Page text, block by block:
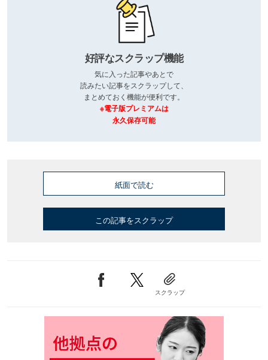
好評なスクラップ機能
気に入った記事やあとで
読みたい記事をスクラップして、
まとめておく機能が便利です。
※電子版プレミアムは
永久保存可能
紙面で読む
この記事をスクラップ
スクラップ